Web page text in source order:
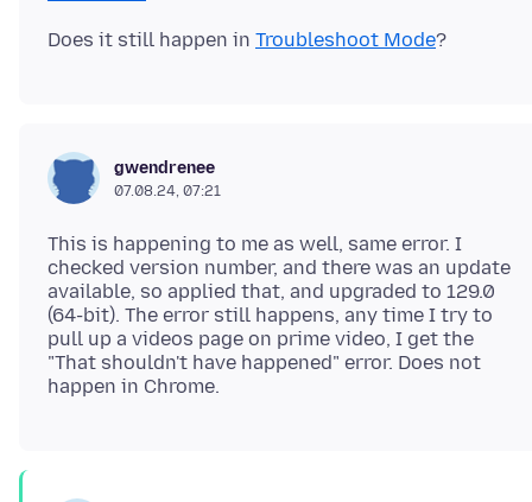
Does it still happen in Troubleshoot Mode
gwendrenee
07.08.24, 07:21
This is happening to me as well, same error. I
checked version number, and there was an update
available, so applied that, and upgraded to 129.0
(64-bit). The error still happens, any time I try to
pull up a videos page on prime video, I get the
"That shouldn't have happened" error. Does not